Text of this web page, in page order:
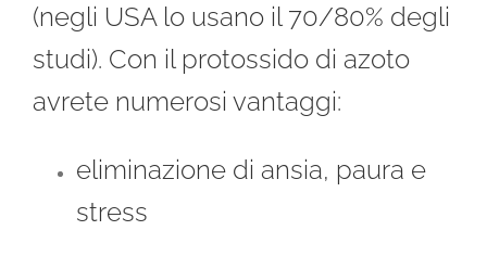
(negli USA lo usano il 70/80% degli
studi). Con il protossido di azoto
avrete numerosi vantaggi:
eliminazione di ansia, paura e
stress